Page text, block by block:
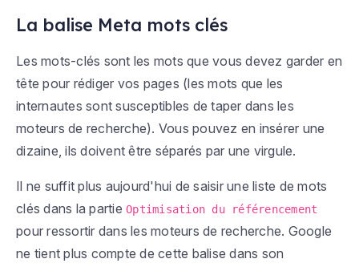
La balise Meta mots clés
Les mots-clés sont les mots que vous devez garder en
tête pour rédiger vos pages (les mots que les
internautes sont susceptibles de taper dans les
moteurs de recherche). Vous pouvez en insérer une
dizaine, ils doivent être séparés par une virgule.
Il ne suffit plus aujourd'hui de saisir une liste de mots
clés dans la partie Optimisation du référencement
pour ressortir dans les moteurs de recherche. Google
ne tient plus compte de cette balise dans son